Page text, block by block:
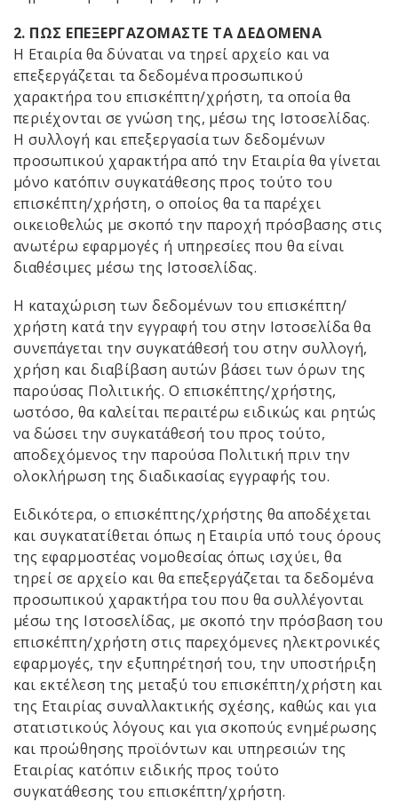
2. ΠΩΣ ΕΠΕΞΕΡΓΑΖΟΜΑΣΤΕ ΤΑ ΔΕΔΟΜΕΝΑ
Η Εταιρία θα δύναται να τηρεί αρχείο και να
επεξεργάζεται τα δεδομένα προσωπικού
χαρακτήρα του επισκέπτη/χρήστη, τα οποία θα
περιέχονται σε γνώση της, μέσω της Ιστοσελίδας.
Η συλλογή και επεξεργασία των δεδομένων
προσωπικού χαρακτήρα από την Εταιρία θα γίνεται
μόνο κατόπιν συγκατάθεσης προς τούτο του
επισκέπτη/χρήστη, ο οποίος θα τα παρέχει
οικειοθελώς με σκοπό την παροχή πρόσβασης στις
ανωτέρω εφαρμογές ή υπηρεσίες που θα είναι
διαθέσιμες μέσω της Ιστοσελίδας.
Η καταχώριση των δεδομένων του επισκέπτη/
χρήστη κατά την εγγραφή του στην Ιστοσελίδα θα
συνεπάγεται την συγκατάθεσή του στην συλλογή,
χρήση και διαβίβαση αυτών βάσει των όρων της
παρούσας Πολιτικής. Ο επισκέπτης/χρήστης,
ωστόσο, θα καλείται περαιτέρω ειδικώς και ρητώς
να δώσει την συγκατάθεσή του προς τούτο,
αποδεχόμενος την παρούσα Πολιτική πριν την
ολοκλήρωση της διαδικασίας εγγραφής του.
Ειδικότερα, ο επισκέπτης/χρήστης θα αποδέχεται
και συγκατατίθεται όπως η Εταιρία υπό τους όρους
της εφαρμοστέας νομοθεσίας όπως ισχύει, θα
τηρεί σε αρχείο και θα επεξεργάζεται τα δεδομένα
προσωπικού χαρακτήρα του που θα συλλέγονται
μέσω της Ιστοσελίδας, με σκοπό την πρόσβαση του
επισκέπτη/χρήστη στις παρεχόμενες ηλεκτρονικές
εφαρμογές, την εξυπηρέτησή του, την υποστήριξη
και εκτέλεση της μεταξύ του επισκέπτη/χρήστη και
της Εταιρίας συναλλακτικής σχέσης, καθώς και για
στατιστικούς λόγους και για σκοπούς ενημέρωσης
και προώθησης προϊόντων και υπηρεσιών της
Εταιρίας κατόπιν ειδικής προς τούτο
συγκατάθεσης του επισκέπτη/χρήστη.